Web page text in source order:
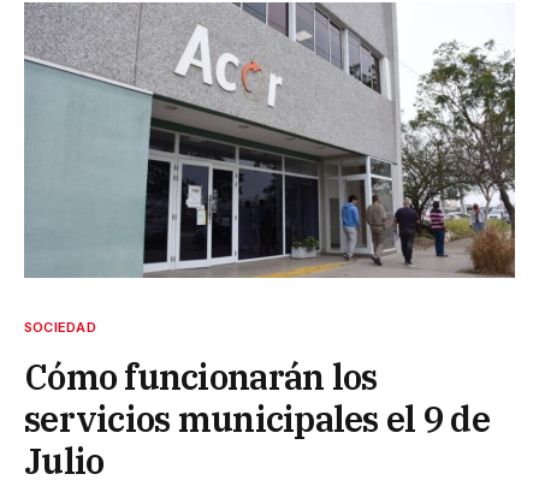
SOCIEDAD
Cómo funcionarán los
servicios municipales el 9 de
Julio